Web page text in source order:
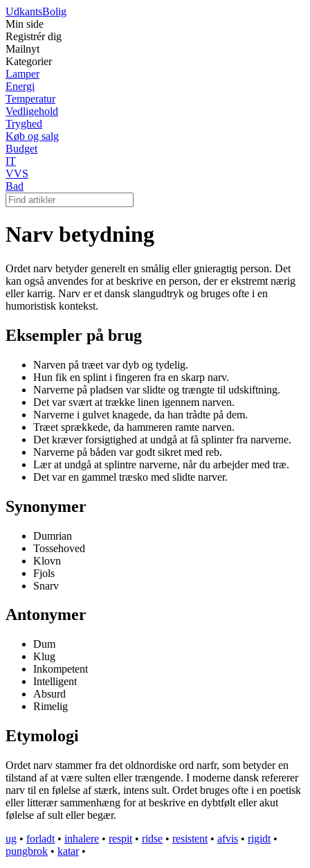
UdkantsBolig
Min side
Registrér dig
Mailnyt
Kategorier
Lamper
Energi
Temperatur
Vedligehold
Tryghed
Køb og salg
Budget
IT
VVS
Bad
Narv betydning
Ordet narv betyder generelt en smålig eller gnieragtig person. Det
kan også anvendes for at beskrive en person, der er ekstremt nærig
eller karrig. Narv er et dansk slangudtryk og bruges ofte i en
humoristisk kontekst.
Eksempler på brug
Narven på træet var dyb og tydelig.
Hun fik en splint i fingeren fra en skarp narv.
Narverne på pladsen var slidte og trængte til udskiftning.
Det var svært at trække linen igennem narven.
Narverne i gulvet knagede, da han trådte på dem.
Træet sprækkede, da hammeren ramte narven.
Det kræver forsigtighed at undgå at få splinter fra narverne.
Narverne på båden var godt sikret med reb.
Lær at undgå at splintre narverne, når du arbejder med træ.
Det var en gammel træsko med slidte narver.
Synonymer
Dumrian
Tossehoved
Klovn
Fjols
Snarv
Antonymer
Dum
Klug
Inkompetent
Intelligent
Absurd
Rimelig
Etymologi
Ordet narv stammer fra det oldnordiske ord narfr, som betyder en
tilstand af at være sulten eller trængende. I moderne dansk refererer
narv til en følelse af stærk, intens sult. Ordet bruges ofte i en poetisk
eller litterær sammenhæng for at beskrive en dybtfølt eller akut
følelse af sult eller begær.
ug • forladt • inhalere • respit • ridse • resistent • afvis • rigidt •
pungbrok • katar•